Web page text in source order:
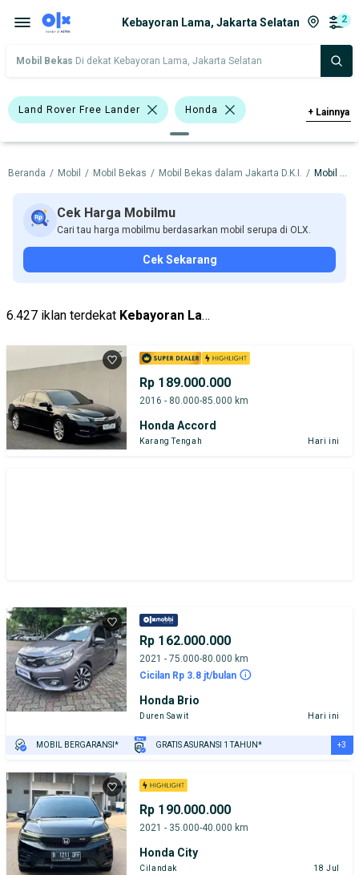
Kebayoran Lama, Jakarta Selatan 2
Mobil Bekas Di dekat Kebayoran Lama, Jakarta Selatan
Land Rover Free Lander Honda
Land Rover
Harga Merek Dan Model Tahun
Tipe Bodi Tipe Membership
+ Lainnya
Beranda / Mobil / Mobil Bekas / Mobil Bekas dalam Jakarta D.K.I. / Mobil Bekas dalam Jakarta Selatan
Cek Harga Mobilmu
Cari tau harga mobilmu berdasarkan mobil serupa di OLX.
Cek Sekarang
6.427 iklan terdekat Kebayoran Lama
Rp 189.000.000
2016 - 80.000-85.000 km
Honda Accord
Karang Tengah Hari ini
Rp 162.000.000
2021 - 75.000-80.000 km
Cicilan Rp 3.8 jt/bulan
Honda Brio
Duren Sawit Hari ini
MOBIL BERGARANSI* GRATIS ASURANSI 1 TAHUN*
PENJUAL TERVERIFIKASI
+3
Rp 190.000.000
2021 - 35.000-40.000 km
Honda City
Cilandak 18 Jul